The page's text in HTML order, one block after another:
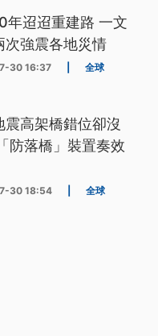
年迢迢重建路 一文
次強震各地災情
30 16:37 全球
震高架橋錯位卻沒
防落橋」裝置奏效
30 18:54 全球